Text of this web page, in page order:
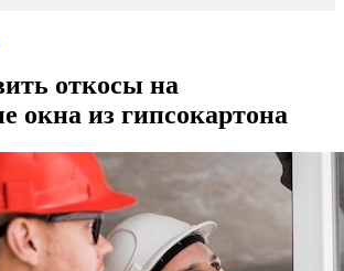
откосы на
окна из гипсокартона